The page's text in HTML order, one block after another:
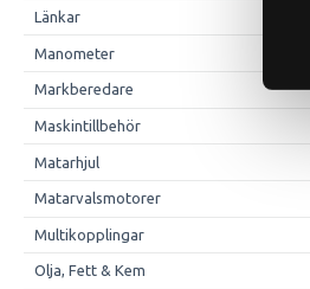
Länkar
Manometer
Markberedare
Maskintillbehör
Matarhjul
Matarvalsmotorer
Multikopplingar
Olja, Fett & Kem